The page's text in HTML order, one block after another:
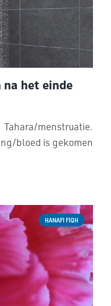
het einde
menstruatie.
bloed is gekomen
HANAFI FIQH